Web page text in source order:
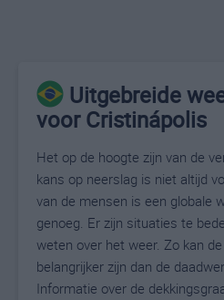
Uitgebreide
voor Cristinápolis
Het op de hoogte zijn van de
kans op neerslag is niet altijd
van de mensen is een globale
genoeg. Er zijn situaties te
weten over het weer. Zo kan
belangrijker zijn dan de
Informatie over de